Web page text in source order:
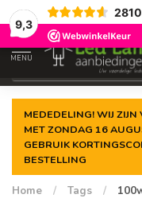
9,3
2810
Gegarandeerde de
MENU
MEDEDELING! WIJ
MET ZONDAG 16
GEBRUIK
BESTELLING
Home / Tags /